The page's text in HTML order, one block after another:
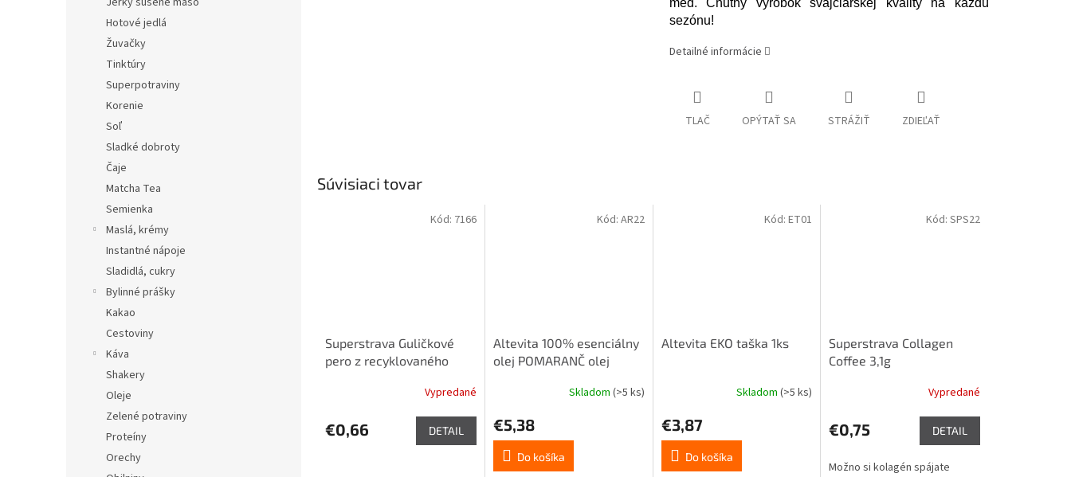
Hotové jedlá
Žuvačky
Tinktúry
Superpotraviny
Korenie
Soľ
Sladké dobroty
Čaje
Matcha Tea
Semienka
Maslá, krémy
Instantné nápoje
Sladidlá, cukry
Bylinné prášky
Kakao
Cestoviny
Káva
Shakery
Oleje
Zelené potraviny
Proteíny
Orechy
med. Chutný výrobok švajčiarskej kvality na každú
sezónu!
Detailné informácie
TLAČ OPÝTAŤ SA STRÁŽIŤ ZDIEĽAŤ
Súvisiaci tovar
Superstrava Guličkové
pero z recyklovaného
Vypredané
€0,66 DETAIL
Kód: 7166
Altevita 100% esenciálny
olej POMARANČ olej
produktu
je
5,0
z
Skladom (>5 ks)
€5,38
Do košíka
Kód: AR22
Altevita EKO taška 1ks
Skladom(>5 ks)
€3,87
Do košíka
Kód:ET01
Superstrava Collagen
Coffee 3,1g
produktu
je
z
Vypredané
€0,75 DETAIL
Možno si kolagén spájate
Kód: SPS22